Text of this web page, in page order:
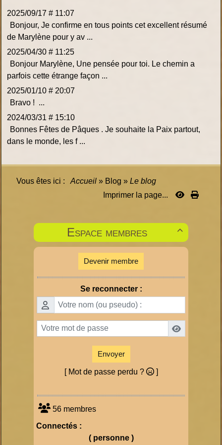
2025/09/17 # 11:07
Bonjour, Je confirme en tous points cet excellent résumé
de Marylène pour y av ...
2025/04/30 # 11:25
Bonjour Marylène, Une pensée pour toi. Le chemin a
parfois cette étrange façon ...
2025/01/10 # 20:07
Bravo ! ...
2024/03/31 # 15:10
Bonnes Fêtes de Pâques . Je souhaite la Paix partout,
dans le monde, les f ...
Vous êtes ici : Accueil » Blog » Le blog
Imprimer la page...

Espace membres
Devenir membre
Se reconnecter :
Envoyer
[ Mot de passe perdu ? ]
56 membres
Connectés :
( personne )